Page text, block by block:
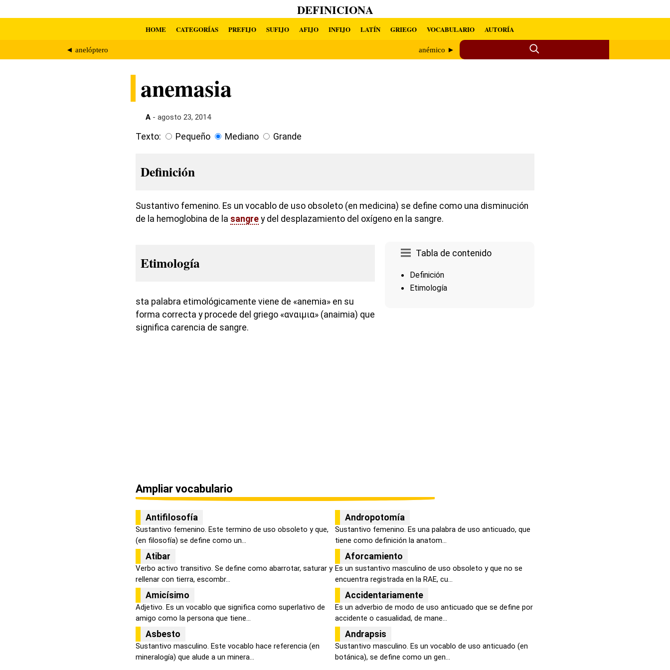
DEFINICIONA
HOME CATEGORÍAS PREFIJO SUFIJO AFIJO INFIJO LATÍN GRIEGO VOCABULARIO AUTORÍA
◄ anelóptero anémico ►
anemasia
A - agosto 23, 2014
Texto: Pequeño Mediano Grande
Definición
Sustantivo femenino. Es un vocablo de uso obsoleto (en medicina) se define como una disminución
de la hemoglobina de la sangre y del desplazamiento del oxígeno en la sangre.
Tabla de contenido
Definición
Etimología
Etimología
sta palabra etimológicamente viene de «anemia» en su
forma correcta y procede del griego «αναιμια» (anaimia) que
significa carencia de sangre.
Ampliar vocabulario
Antifilosofía
Sustantivo femenino. Este termino de uso obsoleto y que,
(en filosofía) se define como un...
Andropotomía
Sustantivo femenino. Es una palabra de uso anticuado, que
tiene como definición la anatom...
Atibar
Verbo activo transitivo. Se define como abarrotar, saturar y
rellenar con tierra, escombr...
Aforcamiento
Es un sustantivo masculino de uso obsoleto y que no se
encuentra registrada en la RAE, cu...
Amicísimo
Adjetivo. Es un vocablo que significa como superlativo de
amigo como la persona que tiene...
Accidentariamente
Es un adverbio de modo de uso anticuado que se define por
accidente o casualidad, de mane...
Asbesto
Sustantivo masculino. Este vocablo hace referencia (en
mineralogía) que alude a un minera...
Andrapsis
Sustantivo masculino. Es un vocablo de uso anticuado (en
botánica), se define como un gen...